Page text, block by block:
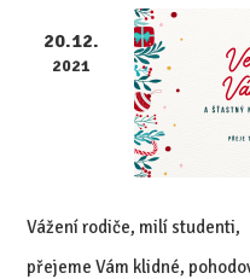
20.12.
2021
Vážení rodiče, milí studenti,
přejeme Vám klidné,